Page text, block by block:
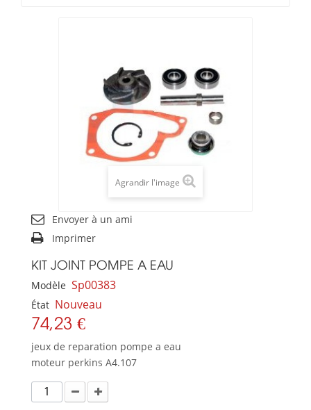
Agrandir l'image
Envoyer à un ami
Imprimer
KIT JOINT POMPE A EAU
Modèle Sp00383
État Nouveau
74,23 €
jeux de reparation pompe a eau
moteur perkins A4.107